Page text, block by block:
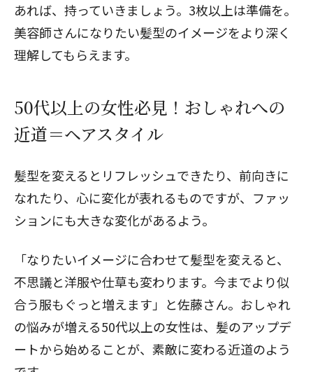
あれば、持っていきましょう。3枚以上は準備を。
美容師さんになりたい髪型のイメージをより深く
理解してもらえます。
50代以上の女性必見！おしゃれへの
近道＝ヘアスタイル
髪型を変えるとリフレッシュできたり、前向きに
なれたり、心に変化が表れるものですが、ファッ
ションにも大きな変化があるよう。
「なりたいイメージに合わせて髪型を変えると、
不思議と洋服や仕草も変わります。今までより似
合う服もぐっと増えます」と佐藤さん。おしゃれ
の悩みが増える50代以上の女性は、髪のアップデ
ートから始めることが、素敵に変わる近道のよう